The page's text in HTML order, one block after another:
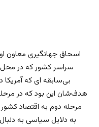
اسحاق جهانگیری معاون
سراسر کشور که در محل
بی‌سابقه ای که آمریکا
هدف‌شان این بود که در
مرحله دوم به اقتصاد کشور
به دلایل سیاسی به